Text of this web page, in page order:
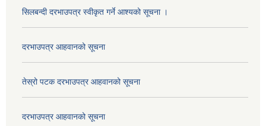
सिलबन्दी दरभाउपत्र स्वीकृत गर्ने आश्यको सूचना ।
दरभाउपत्र आहवानको सूचना
तेस्रो पटक दरभाउपत्र आहवानको सूचना
दरभाउपत्र आहवानको सूचना